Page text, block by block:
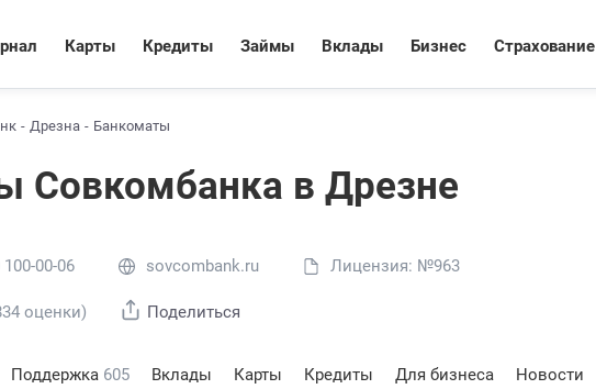
Карты Кредиты Займы Вклады Бизнес Страхование
Дрезна Банкоматы
Совкомбанкa в Дрезне
100-00-06 sovcombank.ru Лицензия: №963
оценки) Поделиться
Поддержка 605 Вклады Карты Кредиты Для бизнеса Новости